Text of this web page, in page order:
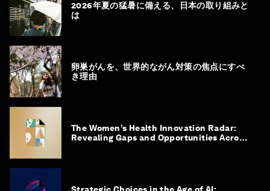
2026年夏の猛暑に備える、日本の取り組みと
は
卵巣がんを、世界的ながん対策の焦点にすべ
き理由
The Women’s Health Innovation Radar:
Revealing Gaps and Opportunities Across